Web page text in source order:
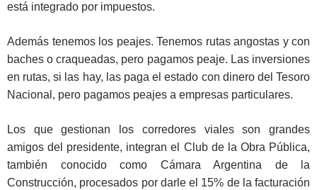
está integrado por impuestos.
Además tenemos los peajes. Tenemos rutas angostas y con
baches o craqueadas, pero pagamos peaje. Las inversiones
en rutas, si las hay, las paga el estado con dinero del Tesoro
Nacional, pero pagamos peajes a empresas particulares.
Los que gestionan los corredores viales son grandes
amigos del presidente, integran el Club de la Obra Pública,
también conocido como Cámara Argentina de la
Construcción, procesados por darle el 15% de la facturación